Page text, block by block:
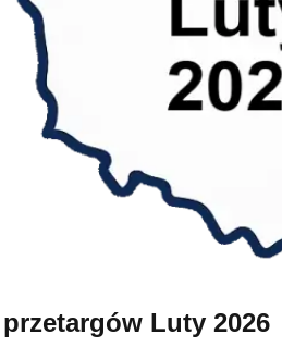
Luty 2026